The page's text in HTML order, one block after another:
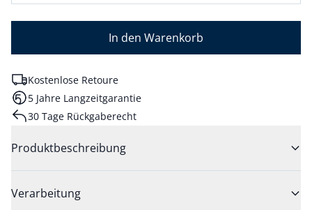
In den Warenkorb
Kostenlose Retoure
5 Jahre Langzeitgarantie
30 Tage Rückgaberecht
Produktbeschreibung
Verarbeitung